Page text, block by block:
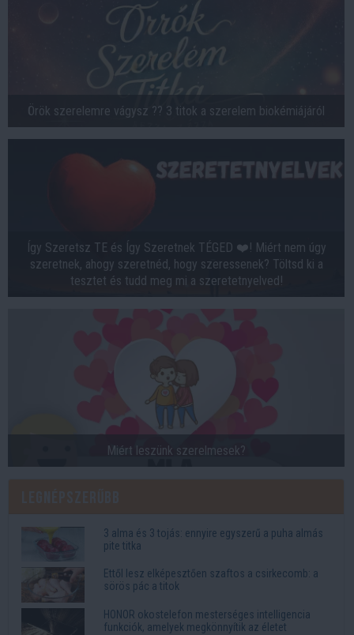
Örök szerelemre vágysz ?? 3 titok a szerelem biokémiájáról
Így Szeretsz TE és Így Szeretnek TÉGED ❤️! Miért nem úgy
szeretnek, ahogy szeretnéd, hogy szeressenek? Töltsd ki a
tesztet és tudd meg mi a szeretetnyelved!
Miért leszünk szerelmesek?
3 alma és 3 tojás: ennyire egyszerű a puha almás
pite titka
Ettől lesz elképesztően szaftos a csirkecomb: a
sörös pác a titok
HONOR okostelefon mesterséges intelligencia
funkciók, amelyek megkönnyítik az életet